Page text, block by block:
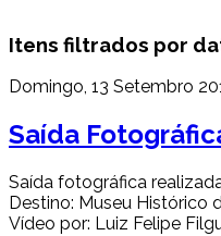
Itens filtrados por
Domingo, 13 Setembro
Saída
Saída fotográfica
Destino: Museu Histórico
Vídeo por: Luiz Felipe